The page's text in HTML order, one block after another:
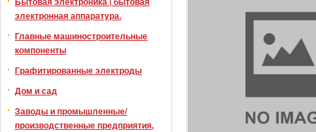
электронная аппаратура.
Главные машиностроительные
компоненты
Графитированные электроды
Дом и сад
Заводы и промышленные/
производственные предприятия,